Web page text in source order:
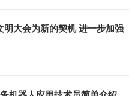
大会为新的契机 进一步加强